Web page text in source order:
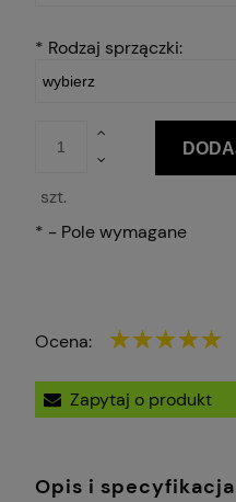
* Rodzaj sprzączki:
szt.
* - Pole wymagane
Ocena:
Zapytaj o produkt
Opis i specyfikacja